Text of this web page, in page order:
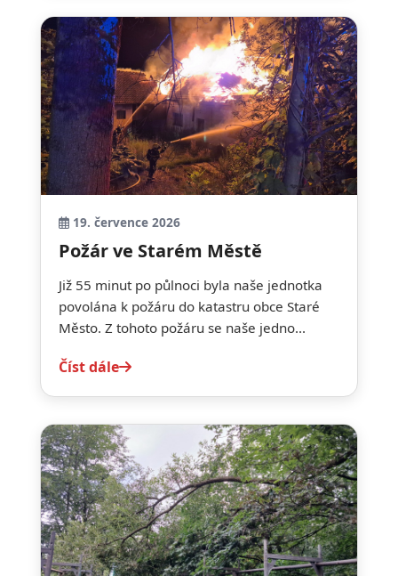
19. července 2026
Požár ve Starém Městě
Již 55 minut po půlnoci byla naše jednotka
povolána k požáru do katastru obce Staré
Město. Z tohoto požáru se naše jedno...
Číst dále